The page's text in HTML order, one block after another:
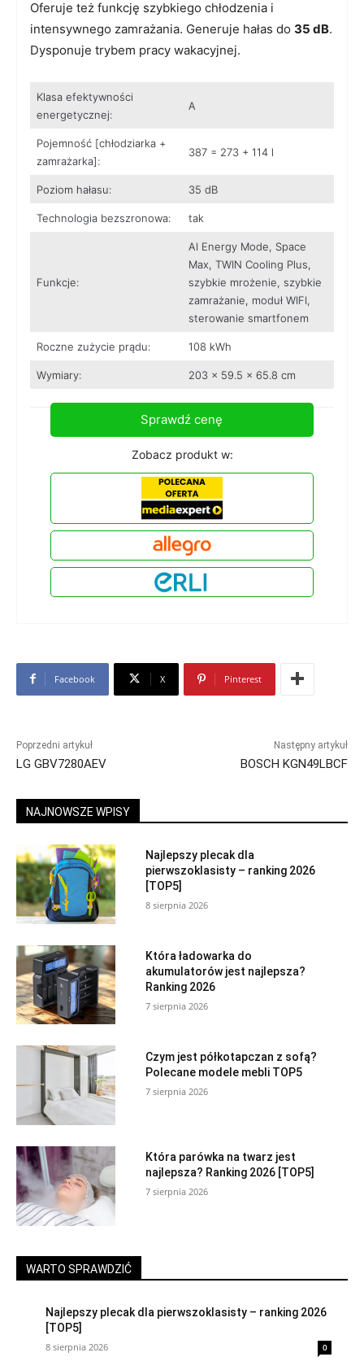
Oferuje też funkcję szybkiego chłodzenia i
intensywnego zamrażania. Generuje hałas do 35 dB.
Dysponuje trybem pracy wakacyjnej.
Klasa efektywności
energetycznej:
A
Pojemność [chłodziarka +
zamrażarka]:
387 = 273 + 114 l
Poziom hałasu: 35 dB
Technologia bezszronowa: tak
Funkcje:
AI Energy Mode, Space
Max, TWIN Cooling Plus,
szybkie mrożenie, szybkie
zamrażanie, moduł WIFI,
sterowanie smartfonem
Roczne zużycie prądu: 108 kWh
Wymiary: 203 x 59.5 x 65.8 cm
Sprawdź cenę
Zobacz produkt w:
Facebook X Pinterest
Poprzedni artykuł
LG GBV7280AEV
Następny artykuł
BOSCH KGN49LBCF
NAJNOWSZE WPISY
Najlepszy plecak dla
pierwszoklasisty – ranking 2026
[TOP5]
8 sierpnia 2026
Która ładowarka do
akumulatorów jest najlepsza?
Ranking 2026
7 sierpnia 2026
Czym jest półkotapczan z sofą?
Polecane modele mebli TOP5
7 sierpnia 2026
Która parówka na twarz jest
najlepsza? Ranking 2026 [TOP5]
7 sierpnia 2026
WARTO SPRAWDZIĆ
Najlepszy plecak dla pierwszoklasisty – ranking 2026
[TOP5]
8 sierpnia 2026 0